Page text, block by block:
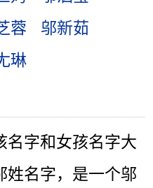
蓉
邬新茹
琳
名字和女孩名字大
姓名字，是一个邬